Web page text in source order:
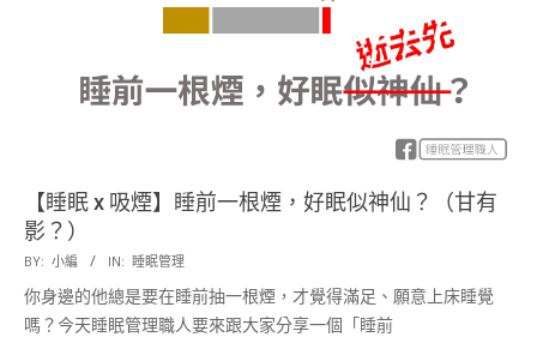
發
協
會
【睡眠 x 吸煙】睡前一根煙，好眠似神仙？（甘有
影？）
2018-
10-
15
BY: 小編 IN: 睡眠管理
你身邊的他總是要在睡前抽一根煙，才覺得滿足、願意上床睡覺
嗎？今天睡眠管理職人要來跟大家分享一個「睡前